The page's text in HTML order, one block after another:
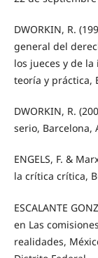
DWORKIN, R.
general del
los jueces y de
teoría y práctica,
DWORKIN, R.
serio, Barcelona,
ENGELS, F. &
la crítica crítica,
ESCALANTE
en Las
realidades,